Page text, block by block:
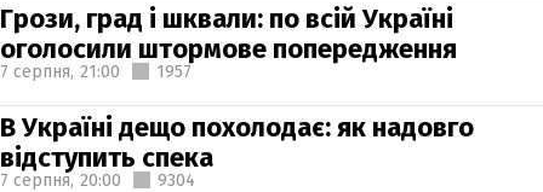
Грози, град і шквали: по всій Україні
оголосили штормове попередження
7 серпня, 21:00 1957
В Україні дещо похолодає: як надовго
відступить спека
7 серпня, 20:00 9304